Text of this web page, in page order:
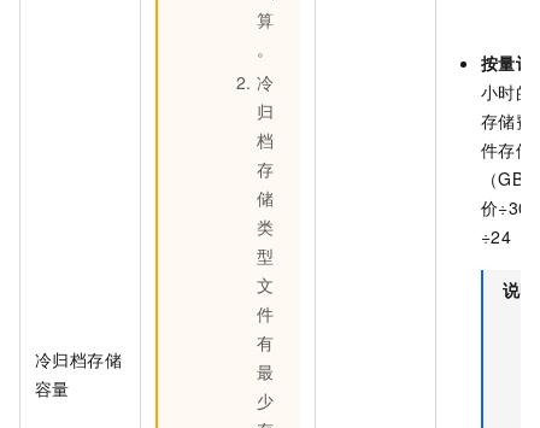
冷归档存储
容量
算
。
冷
归
档
存
储
类
型
文
件
有
最
少
按量计
小时的
存储费
件存储
（GB
价÷30
÷24（
说明